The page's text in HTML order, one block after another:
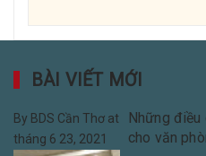
BÀI VIẾT MỚI
Những
cho văn
By BDS Cần Thơ at
tháng 6 23, 2021